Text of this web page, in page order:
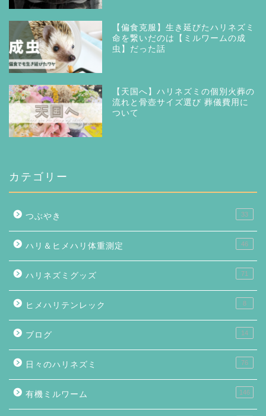
【偏食克服】生き延びたハリネズミ
命を繋いだのは【ミルワームの成
虫】だった話
【天国へ】ハリネズミの個別火葬の
流れと骨壺サイズ選び 葬儀費用に
ついて
カテゴリー
つぶやき 33
ハリ＆ヒメハリ体重測定 46
ハリネズミグッズ 71
ヒメハリテンレック 8
ブログ 14
日々のハリネズミ 76
有機ミルワーム 146